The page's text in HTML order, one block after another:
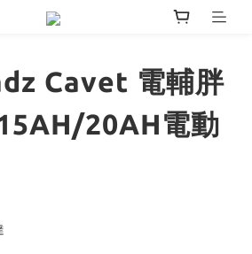
Cavet 電輔胖
20AH電動